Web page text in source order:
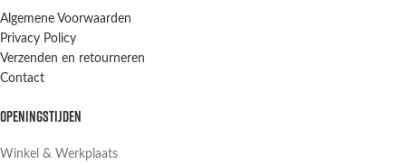
Algemene Voorwaarden
Privacy Policy
Verzenden en retourneren
Contact
OPENINGSTIJDEN
Winkel & Werkplaats